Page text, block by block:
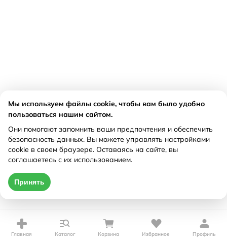
Главная Каталог Корзина Избранное Профиль
Мы используем файлы cookie, чтобы вам было удобно
пользоваться нашим сайтом.
Они помогают запомнить ваши предпочтения и обеспечить
безопасность данных. Вы можете управлять настройками
cookie в своем браузере. Оставаясь на сайте, вы
соглашаетесь с их использованием.
Принять